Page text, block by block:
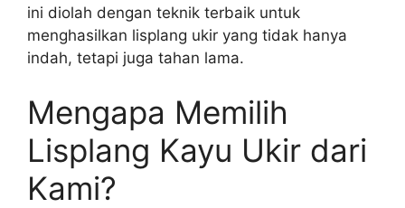
ini diolah dengan teknik terbaik untuk
menghasilkan lisplang ukir yang tidak hanya
indah, tetapi juga tahan lama.
Mengapa Memilih
Lisplang Kayu Ukir dari
Kami?